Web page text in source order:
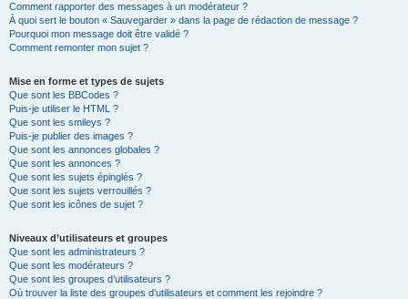
Comment rapporter des messages à un modérateur ?
À quoi sert le bouton « Sauvegarder » dans la page de rédaction de message ?
Pourquoi mon message doit être validé ?
Comment remonter mon sujet ?
Mise en forme et types de sujets
Que sont les BBCodes ?
Puis-je utiliser le HTML ?
Que sont les smileys ?
Puis-je publier des images ?
Que sont les annonces globales ?
Que sont les annonces ?
Que sont les sujets épinglés ?
Que sont les sujets verrouillés ?
Que sont les icônes de sujet ?
Niveaux d’utilisateurs et groupes
Que sont les administrateurs ?
Que sont les modérateurs ?
Que sont les groupes d’utilisateurs ?
Où trouver la liste des groupes d’utilisateurs et comment les rejoindre ?